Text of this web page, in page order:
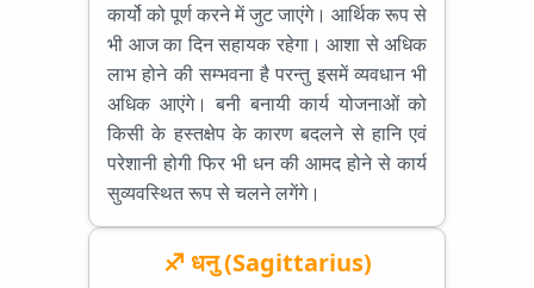
कार्यो को पूर्ण करने में जुट जाएंगे। आर्थिक रूप से
भी आज का दिन सहायक रहेगा। आशा से अधिक
लाभ होने की सम्भवना है परन्तु इसमें व्यवधान भी
अधिक आएंगे। बनी बनायी कार्य योजनाओं को
किसी के हस्तक्षेप के कारण बदलने से हानि एवं
परेशानी होगी फिर भी धन की आमद होने से कार्य
सुव्यवस्थित रूप से चलने लगेंगे।
♐ धनु (Sagittarius)